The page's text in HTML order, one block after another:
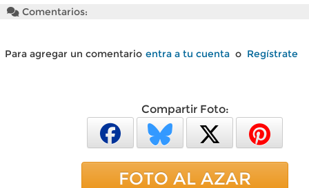
Comentarios:
Para agregar un comentario entra a tu cuenta o Regístrate
Compartir Foto:
FOTO AL AZAR